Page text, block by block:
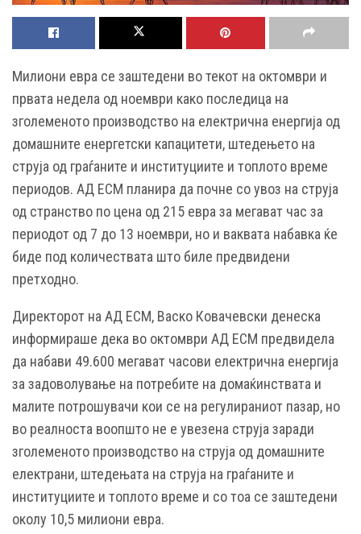
Милиони евра се заштедени во текот на октомври и
првата недела од ноември како последица на
зголеменото производство на електрична енергија од
домашните енергетски капацитети, штедењето на
струја од граѓаните и институциите и топлото време
периодов. АД ЕСМ планира да почне со увоз на струја
од странство по цена од 215 евра за мегават час за
периодот од 7 до 13 ноември, но и ваквата набавка ќе
биде под количествата што биле предвидени
претходно.
Директорот на АД ЕСМ, Васко Ковачевски денеска
информираше дека во октомври АД ЕСМ предвидела
да набави 49.600 мегават часови електрична енергија
за задоволување на потребите на домаќинствата и
малите потрошувачи кои се на регулираниот пазар, но
во реалноста воопшто не е увезена струја заради
зголеменото производство на струја од домашните
електрани, штедењата на струја на граѓаните и
институциите и топлото време и со тоа се заштедени
околу 10,5 милиони евра.